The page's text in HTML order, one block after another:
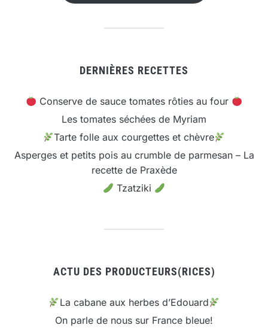
DERNIÈRES RECETTES
Conserve de sauce tomates rôties au four
Les tomates séchées de Myriam
Tarte folle aux courgettes et chèvre
Asperges et petits pois au crumble de parmesan – La
recette de Praxède
Tzatziki
ACTU DES PRODUCTEURS(RICES)
La cabane aux herbes d’Edouard
On parle de nous sur France bleue!